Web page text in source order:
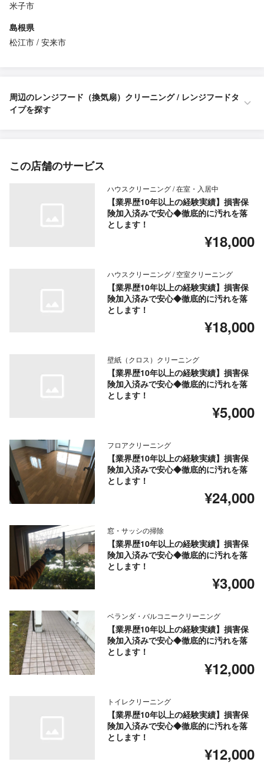
米子市
島根県
松江市 安来市
周辺のレンジフード（換気扇）クリーニング / レンジフードタ
イプを探す
この店舗のサービス
ハウスクリーニング / 在室・入居中
【業界歴10年以上の経験実績】損害保
険加入済みで安心◆徹底的に汚れを落
とします！
¥18,000
ハウスクリーニング / 空室クリーニング
【業界歴10年以上の経験実績】損害保
険加入済みで安心◆徹底的に汚れを落
とします！
¥18,000
壁紙（クロス）クリーニング
【業界歴10年以上の経験実績】損害保
険加入済みで安心◆徹底的に汚れを落
とします！
¥5,000
フロアクリーニング
【業界歴10年以上の経験実績】損害保
険加入済みで安心◆徹底的に汚れを落
とします！
¥24,000
窓・サッシの掃除
【業界歴10年以上の経験実績】損害保
険加入済みで安心◆徹底的に汚れを落
とします！
¥3,000
ベランダ・バルコニークリーニング
【業界歴10年以上の経験実績】損害保
険加入済みで安心◆徹底的に汚れを落
とします！
¥12,000
トイレクリーニング
【業界歴10年以上の経験実績】損害保
険加入済みで安心◆徹底的に汚れを落
とします！
¥12,000